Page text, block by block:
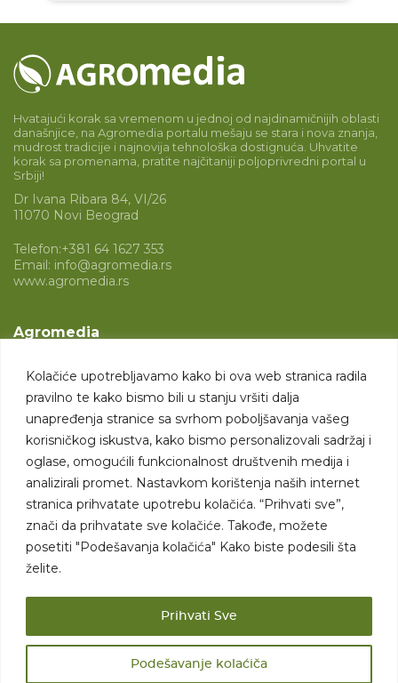
Kolačiće upotrebljavamo kako bi ova web stranica radila
pravilno te kako bismo bili u stanju vršiti dalja
unapređenja stranice sa svrhom poboljšavanja vašeg
korisničkog iskustva, kako bismo personalizovali sadržaj i
oglase, omogućili funkcionalnost društvenih medija i
analizirali promet. Nastavkom korištenja naših internet
stranica prihvatate upotrebu kolačića. “Prihvati sve”,
znači da prihvatate sve kolačiće. Takođe, možete
posetiti "Podešavanja kolačića" Kako biste podesili šta
želite.
Podešavanje kolaćiča
Prihvati Sve
Hvatajući korak sa vremenom u jednoj od najdinamičnijih oblasti
današnjice, na Agromedia portalu mešaju se stara i nova znanja,
mudrost tradicije i najnovija tehnološka dostignuća. Uhvatite
korak sa promenama, pratite najčitaniji poljoprivredni portal u
Srbiji!
Dr Ivana Ribara 84, VI/26
11070 Novi Beograd
Telefon:+381 64 1627 353
Email: info@agromedia.rs
www.agromedia.rs
Agromedia
Svet poljoprivrede
Marketing usluge
Tražimo saradnike
Kontakt
Kontakt
Sva prava zadržana. 2007 - 2026. © Agromedia d.o.o.